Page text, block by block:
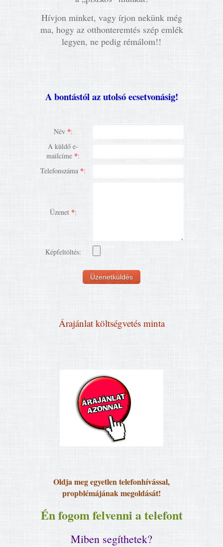
Hívjon minket, vagy írjon nekünk még
ma, hogy az otthonteremtés szép emlék
legyen, ne pedig rémálom!!
A bontástól az utolsó ecsetvonásig!
Név *:
A küldő e-
mailcíme *:
Telefonszáma *:
Üzenet *:
Képfeltöltés:
Árajánlat költségvetés minta
Oldja meg egyetlen telefonhívással,
propblémájának megoldását!
Én fogom felvenni a telefont
Miben segíthetek?